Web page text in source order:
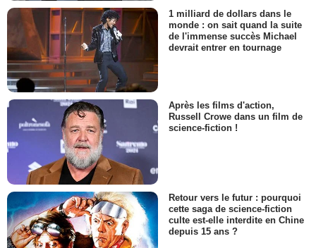
1 milliard de dollars dans le
monde : on sait quand la suite
de l'immense succès Michael
devrait entrer en tournage
Après les films d'action,
Russell Crowe dans un film de
science-fiction !
Retour vers le futur : pourquoi
cette saga de science-fiction
culte est-elle interdite en Chine
depuis 15 ans ?